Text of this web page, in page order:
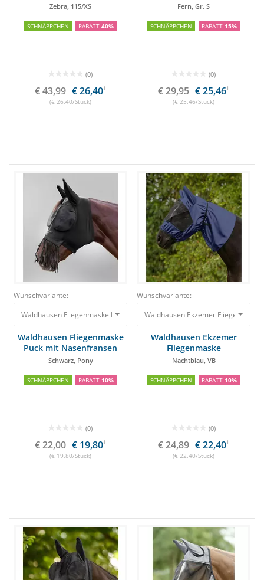
Zebra, 115/XS
SCHNÄPPCHEN RABATT 40%
(0)
€ 43,99 € 26,401
(€ 26,40/Stück)
Fern, Gr. S
SCHNÄPPCHEN RABATT 15%
(0)
€ 29,95 € 25,461
(€ 25,46/Stück)
Wunschvariante:
Waldhausen Fliegenmaske Puck mit Nasenfransen Schwarz, Pony 22,00 €
Waldhausen Fliegenmaske
Puck mit Nasenfransen
Schwarz, Pony
SCHNÄPPCHEN RABATT 10%
(0)
€ 22,00 € 19,801
(€ 19,80/Stück)
Wunschvariante:
Waldhausen Ekzemer
Waldhausen Ekzemer
Fliegenmaske
Nachtblau, VB
SCHNÄPPCHEN RABATT 10%
(0)
€ 24,89 € 22,401
(€ 22,40/Stück)